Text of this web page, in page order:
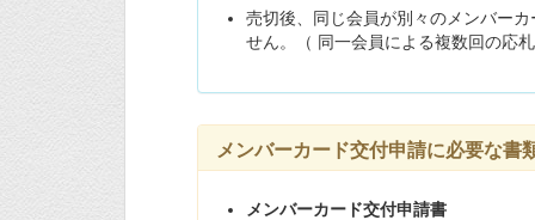
売切後、同じ会員が別々のメンバー
せん。（ 同一会員による複数回の応
メンバーカード交付申請に必要な書
メンバーカード交付申請書